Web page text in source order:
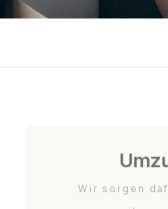
Wir sorgen